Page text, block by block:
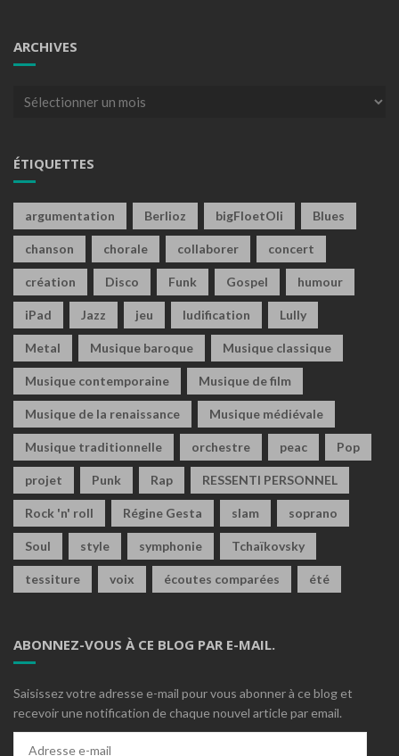
ARCHIVES
Archives
ÉTIQUETTES
argumentation Berlioz bigFloetOli Blues
chanson chorale collaborer concert
création Disco Funk Gospel humour
iPad Jazz jeu ludification Lully
Metal Musique baroque Musique classique
Musique contemporaine Musique de film
Musique de la renaissance Musique médiévale
Musique traditionnelle orchestre peac Pop
projet Punk Rap RESSENTI PERSONNEL
Rock 'n' roll Régine Gesta slam soprano
Soul style symphonie Tchaïkovsky
tessiture voix écoutes comparées été
ABONNEZ-VOUS À CE BLOG PAR E-MAIL.
Saisissez votre adresse e-mail pour vous abonner à ce blog et
recevoir une notification de chaque nouvel article par email.